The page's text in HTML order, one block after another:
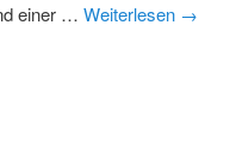
einer …Weiterlesen →